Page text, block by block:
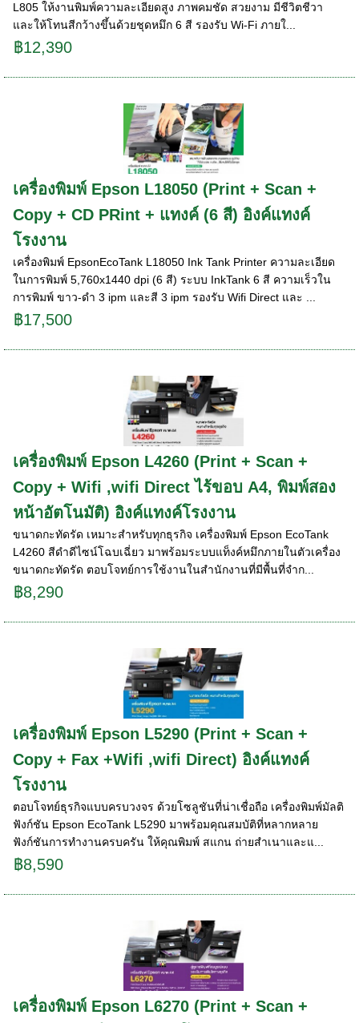
L805 ให้งานพิมพ์ความละเอียดสูง ภาพคมชัด สวยงาม มีชีวิตชีวา
และให้โทนสีกว้างขึ้นด้วยชุดหมึก 6 สี รองรับ Wi-Fi ภายใ...
฿12,390
เครื่องพิมพ์ Epson L18050 (Print + Scan +
Copy + CD PRint + แทงค์ (6 สี) อิงค์แทงค์
โรงงาน
เครื่องพิมพ์ EpsonEcoTank L18050 Ink Tank Printer ความละเอียด
ในการพิมพ์ 5,760x1440 dpi (6 สี) ระบบ InkTank 6 สี ความเร็วใน
การพิมพ์ ขาว-ดำ 3 ipm และสี 3 ipm รองรับ Wifi Direct และ ...
฿17,500
เครื่องพิมพ์ Epson L4260 (Print + Scan +
Copy + Wifi ,wifi Direct ไร้ขอบ A4, พิมพ์สอง
หน้าอัตโนมัติ) อิงค์แทงค์โรงงาน
ขนาดกะทัดรัด เหมาะสำหรับทุกธุรกิจ เครื่องพิมพ์ Epson EcoTank
L4260 สีดำดีไซน์โฉบเฉี่ยว มาพร้อมระบบแท็งค์หมึกภายในตัวเครื่อง
ขนาดกะทัดรัด ตอบโจทย์การใช้งานในสำนักงานที่มีพื้นที่จำก...
฿8,290
เครื่องพิมพ์ Epson L5290 (Print + Scan +
Copy + Fax +Wifi ,wifi Direct) อิงค์แทงค์
โรงงาน
ตอบโจทย์ธุรกิจแบบครบวงจร ด้วยโซลูชันที่น่าเชื่อถือ เครื่องพิมพ์มัลติ
ฟังก์ชัน Epson EcoTank L5290 มาพร้อมคุณสมบัติที่หลากหลาย
ฟังก์ชันการทำงานครบครัน ให้คุณพิมพ์ สแกน ถ่ายสำเนาและแ...
฿8,590
เครื่องพิมพ์ Epson L6270 (Print + Scan +